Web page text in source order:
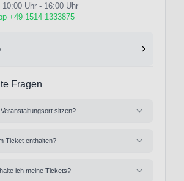
10:00 Uhr - 16:00 Uhr
+49 1514 1333875
Fragen
sitzen?
Ticket enthalten?
ich meine Tickets?